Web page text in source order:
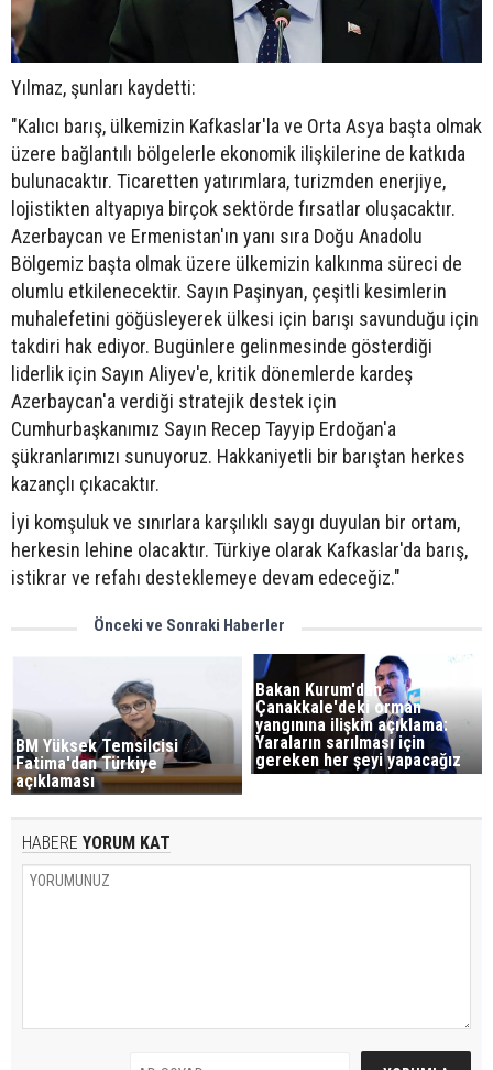
Yılmaz, şunları kaydetti:
"Kalıcı barış, ülkemizin Kafkaslar'la ve Orta Asya başta olmak
üzere bağlantılı bölgelerle ekonomik ilişkilerine de katkıda
bulunacaktır. Ticaretten yatırımlara, turizmden enerjiye,
lojistikten altyapıya birçok sektörde fırsatlar oluşacaktır.
Azerbaycan ve Ermenistan'ın yanı sıra Doğu Anadolu
Bölgemiz başta olmak üzere ülkemizin kalkınma süreci de
olumlu etkilenecektir. Sayın Paşinyan, çeşitli kesimlerin
muhalefetini göğüsleyerek ülkesi için barışı savunduğu için
takdiri hak ediyor. Bugünlere gelinmesinde gösterdiği
liderlik için Sayın Aliyev'e, kritik dönemlerde kardeş
Azerbaycan'a verdiği stratejik destek için
Cumhurbaşkanımız Sayın Recep Tayyip Erdoğan'a
şükranlarımızı sunuyoruz. Hakkaniyetli bir barıştan herkes
kazançlı çıkacaktır.
İyi komşuluk ve sınırlara karşılıklı saygı duyulan bir ortam,
herkesin lehine olacaktır. Türkiye olarak Kafkaslar'da barış,
istikrar ve refahı desteklemeye devam edeceğiz."
Önceki ve Sonraki Haberler
BM Yüksek Temsilcisi
Fatima'dan Türkiye
açıklaması
Bakan Kurum'dan
Çanakkale'deki orman
yangınına ilişkin açıklama:
Yaraların sarılması için
gereken her şeyi yapacağız
HABERE YORUM KAT